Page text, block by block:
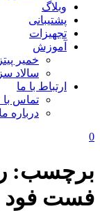
وبلاگ
پشتیبانی
تجهیزات
آموزش
خمیر
سالاد
ارتباط با ما
تماس با
درباره ما
0
برچسب:
فست فود